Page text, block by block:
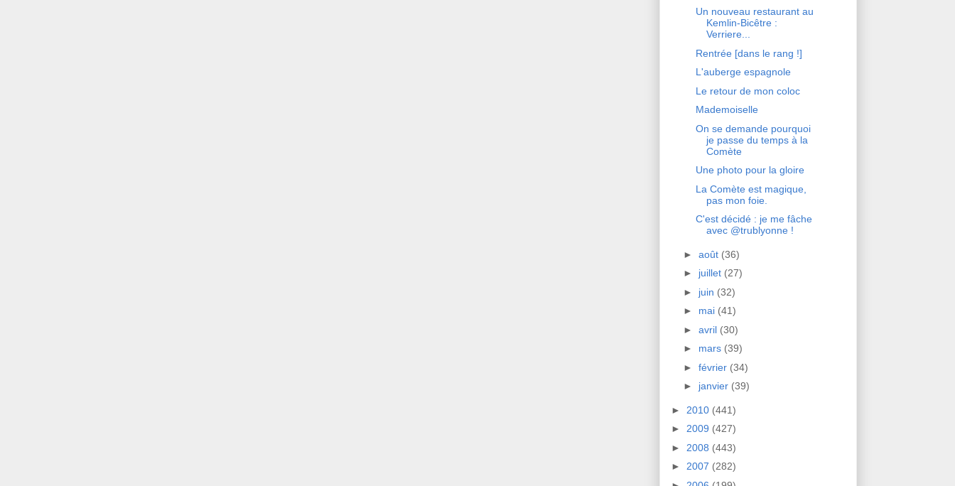
Un nouveau restaurant au
Kemlin-Bicêtre :
Verriere...
Rentrée [dans le rang !]
L'auberge espagnole
Le retour de mon coloc
Mademoiselle
On se demande pourquoi
je passe du temps à la
Comète
Une photo pour la gloire
La Comète est magique,
pas mon foie.
C'est décidé : je me fâche
avec @trublyonne !
► août (36)
► juillet (27)
► juin (32)
► mai (41)
► avril (30)
► mars (39)
► février (34)
► janvier (39)
► 2010 (441)
► 2009 (427)
► 2008 (443)
► 2007 (282)